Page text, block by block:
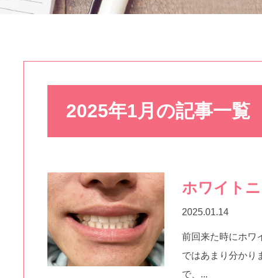
2025年1月の記事一覧
ホワイト
2025.01.14
前回来た時にホワ
ではあまり分かり
で、...